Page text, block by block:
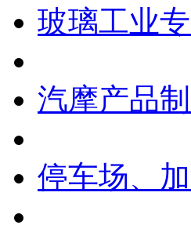
玻璃工业
汽摩产品
停车场、